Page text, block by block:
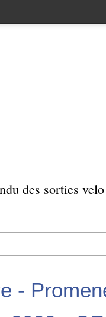
des sorties
-